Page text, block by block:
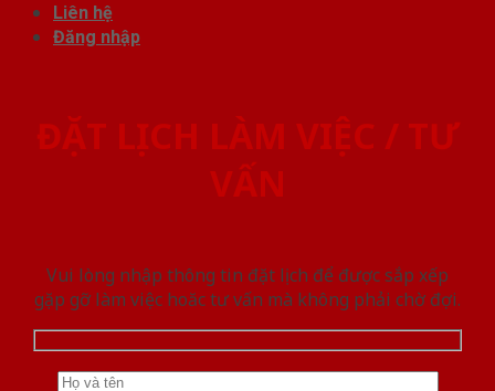
Liên hệ
Đăng nhập
ĐẶT LỊCH LÀM VIỆC / TƯ
VẤN
Vui lòng nhập thông tin đặt lịch để được sắp xếp
gặp gỡ làm việc hoăc tư vấn mà không phải chờ đợi.